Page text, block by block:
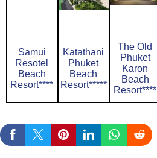
Samui
Resotel
Beach
Resort****
Katathani
Phuket
Beach
Resort*****
The Old
Phuket
Karon
Beach
Resort****